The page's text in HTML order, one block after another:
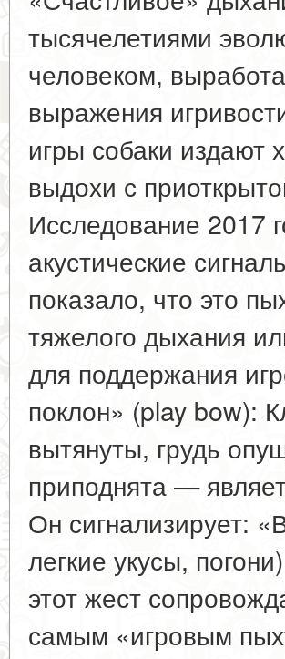
тысячелетиями
человеком,
выражения
игры собаки издают
выдохи с
Исследование 2017
акустические
показало, что это
тяжелого дыхания
для поддержания
поклон» (play bow):
вытянуты, грудь
приподнята —
Он сигнализирует:
легкие укусы,
этот жест
самым «игровым